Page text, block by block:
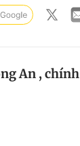
An , chính